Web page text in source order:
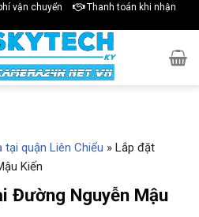
vận chuyển
Thanh toán khi nhận
quận Liên Chiểu » Lắp đặt
Kiến
Đường Nguyễn Mậu